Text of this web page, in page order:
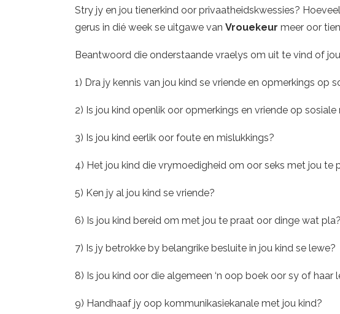
Stry jy en jou tienerkind oor privaatheidskwessies?
gerus in dié week se uitgawe van Vrouekeur meer oor
Beantwoord die onderstaande vraelys om uit te vind of
1) Dra jy kennis van jou kind se vriende en opmerkings op
2) Is jou kind openlik oor opmerkings en vriende op sosiale
3) Is jou kind eerlik oor foute en mislukkings?
4) Het jou kind die vrymoedigheid om oor seks met jou te
5) Ken jy al jou kind se vriende?
6) Is jou kind bereid om met jou te praat oor dinge wat pla?
7) Is jy betrokke by belangrike besluite in jou kind se lewe?
8) Is jou kind oor die algemeen ‘n oop boek oor sy of haar
9) Handhaaf jy oop kommunikasiekanale met jou kind?